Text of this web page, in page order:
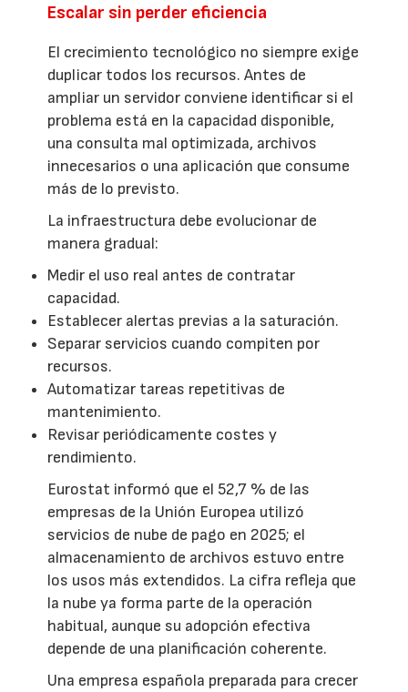
Escalar sin perder eficiencia
El crecimiento tecnológico no siempre exige
duplicar todos los recursos. Antes de
ampliar un servidor conviene identificar si el
problema está en la capacidad disponible,
una consulta mal optimizada, archivos
innecesarios o una aplicación que consume
más de lo previsto.
La infraestructura debe evolucionar de
manera gradual:
Medir el uso real antes de contratar
capacidad.
Establecer alertas previas a la saturación.
Separar servicios cuando compiten por
recursos.
Automatizar tareas repetitivas de
mantenimiento.
Revisar periódicamente costes y
rendimiento.
Eurostat informó que el 52,7 % de las
empresas de la Unión Europea utilizó
servicios de nube de pago en 2025; el
almacenamiento de archivos estuvo entre
los usos más extendidos. La cifra refleja que
la nube ya forma parte de la operación
habitual, aunque su adopción efectiva
depende de una planificación coherente.
Una empresa española preparada para crecer